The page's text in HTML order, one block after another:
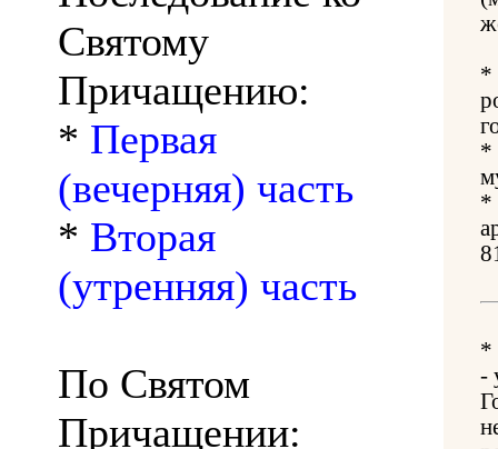
Святому
Причащению:
* Первая
(вечерняя) часть
* Вторая
(утренняя) часть
По Святом
Причащении:
*
*
*
*
-